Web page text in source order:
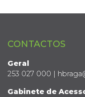
CONTACTOS
Geral
253 027 000 |
Gabinete de